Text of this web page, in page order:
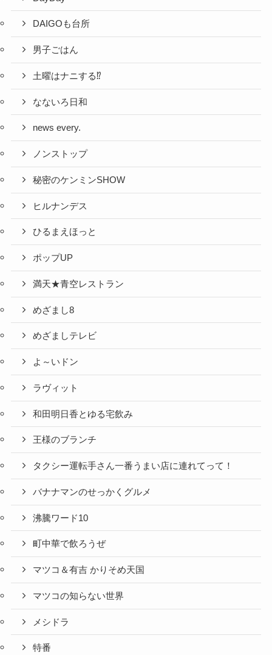
DAIGOも台所
男子ごはん
土曜はナニする⁉
なないろ日和
news every.
ノンストップ
秘密のケンミンSHOW
ヒルナンデス
ひるまえほっと
ポップUP
満天★青空レストラン
めざまし8
めざましテレビ
よ～いドン
ラヴィット
和田明日香とゆる宅飲み
王様のブランチ
タクシー運転手さん一番うまい店に連れてって！
バナナマンのせっかくグルメ
沸騰ワード10
町中華で飲ろうぜ
マツコ＆有吉 かりそめ天国
マツコの知らない世界
メシドラ
特番